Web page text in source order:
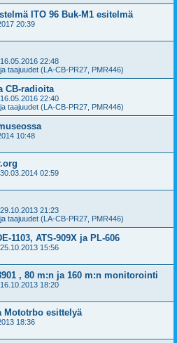
ITO 96 Buk-M1 esitelmä
20:39
16.05.2016 22:48
taajuudet (LA-CB-PR27, PMR446)
CB-radioita
16.05.2016 22:40
taajuudet (LA-CB-PR27, PMR446)
10:48
30.03.2014 02:59
29.10.2013 21:23
taajuudet (LA-CB-PR27, PMR446)
1103, ATS-909X ja PL-606
25.10.2013 15:56
, 80 m:n ja 160 m:n monitorointi
16.10.2013 18:20
Mototrbo esittelyä
18:36